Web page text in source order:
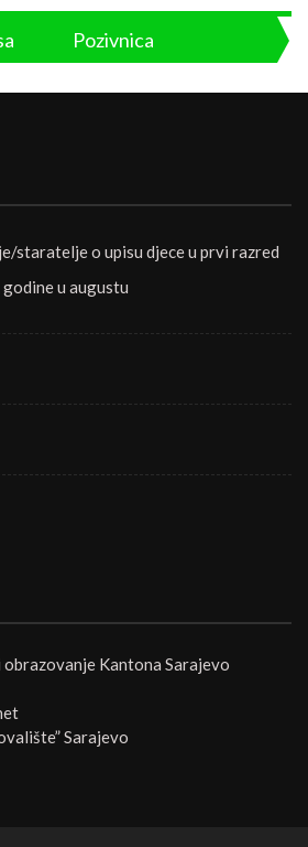
Pozivnica
staratelje o upisu djece u prvi razred
u augustu
Kantona Sarajevo
Sarajevo